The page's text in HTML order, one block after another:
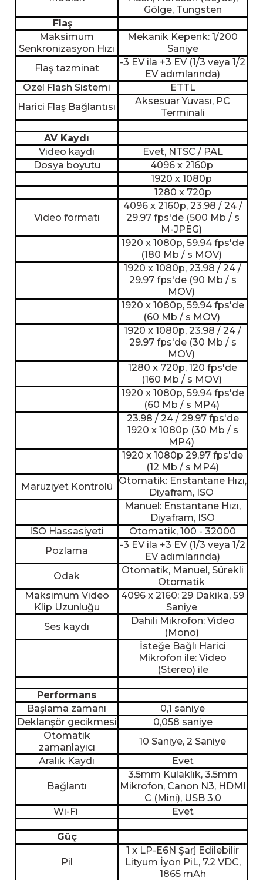
Gölge, Tungsten
Flaş
Maksimum
Senkronizasyon Hızı
Mekanik Kepenk: 1/200
Saniye
Flaş tazminat
-3 EV ila +3 EV (1/3 veya 1/2
EV adımlarında)
Özel Flash Sistemi
ETTL
Harici Flaş Bağlantısı
Aksesuar Yuvası, PC
Terminali
AV Kaydı
Video kaydı
Evet, NTSC / PAL
Dosya boyutu
4096 x 2160p
1920 x 1080p
1280 x 720p
Video formatı
4096 x 2160p, 23.98 / 24 /
29.97 fps'de (500 Mb / s
M-JPEG)
1920 x 1080p, 59.94 fps'de
(180 Mb / s MOV)
1920 x 1080p, 23.98 / 24 /
29.97 fps'de (90 Mb / s
MOV)
1920 x 1080p, 59.94 fps'de
(60 Mb / s MOV)
1920 x 1080p, 23.98 / 24 /
29.97 fps'de (30 Mb / s
MOV)
1280 x 720p, 120 fps'de
(160 Mb / s MOV)
1920 x 1080p, 59.94 fps'de
(60 Mb / s MP4)
23.98 / 24 / 29.97 fps'de
1920 x 1080p (30 Mb / s
MP4)
1920 x 1080p 29,97 fps'de
(12 Mb / s MP4)
Maruziyet Kontrolü
Otomatik: Enstantane Hızı,
Diyafram, ISO
Manuel: Enstantane Hızı,
Diyafram, ISO
ISO Hassasiyeti
Otomatik, 100 - 32000
Pozlama
-3 EV ila +3 EV (1/3 veya 1/2
EV adımlarında)
Odak
Otomatik, Manuel, Sürekli
Otomatik
Maksimum Video
Klip Uzunluğu
4096 x 2160: 29 Dakika, 59
Saniye
Ses kaydı
Dahili Mikrofon: Video
(Mono)
İsteğe Bağlı Harici
Mikrofon ile: Video
(Stereo) ile
Performans
Başlama zamanı
0,1 saniye
Deklanşör gecikmesi
0,058 saniye
Otomatik
zamanlayıcı
10 Saniye, 2 Saniye
Aralık Kaydı
Evet
Bağlantı
3.5mm Kulaklık, 3.5mm
Mikrofon, Canon N3, HDMI
C (Mini), USB 3.0
Wi-Fi
Evet
Güç
Pil
1 x LP-E6N Şarj Edilebilir
Lityum İyon PiL, 7.2 VDC,
1865 mAh